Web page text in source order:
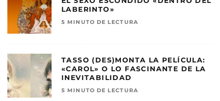
LABERINTO»
5 MINUTO DE LECTURA
TASSO (DES)MONTA LA PELÍCULA:
«CAROL» O LO FASCINANTE DE LA
INEVITABILIDAD
5 MINUTO DE LECTURA